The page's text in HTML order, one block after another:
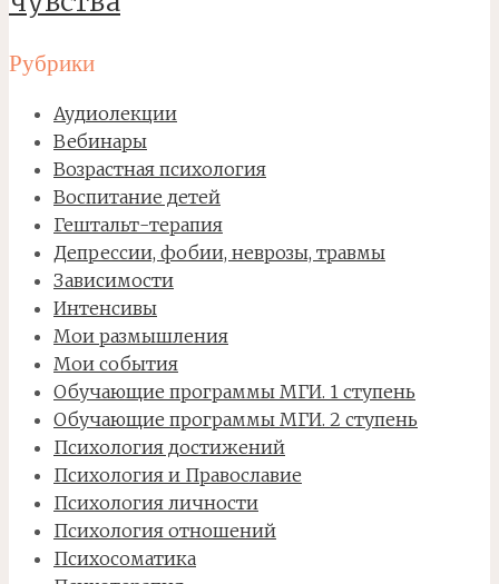
Рубрики
Аудиолекции
Вебинары
Возрастная психология
Воспитание детей
Гештальт-терапия
Депрессии, фобии, неврозы, травмы
Зависимости
Интенсивы
Мои размышления
Мои события
Обучающие программы МГИ. 1 ступень
Обучающие программы МГИ. 2 ступень
Психология достижений
Психология и Православие
Психология личности
Психология отношений
Психосоматика